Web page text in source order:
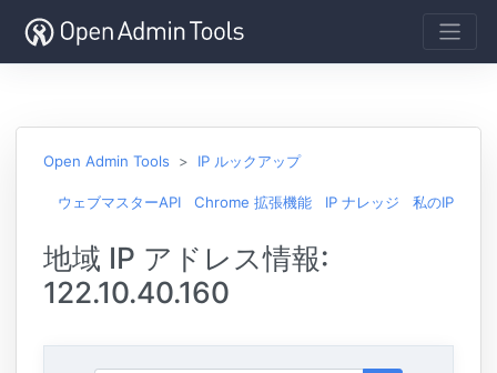
Open Admin Tools IP ルックアップ
ウェブマスターAPI Chrome 拡張機能 IP ナレッジ 私のIP
地域 IP アドレス情報:
122.10.40.160